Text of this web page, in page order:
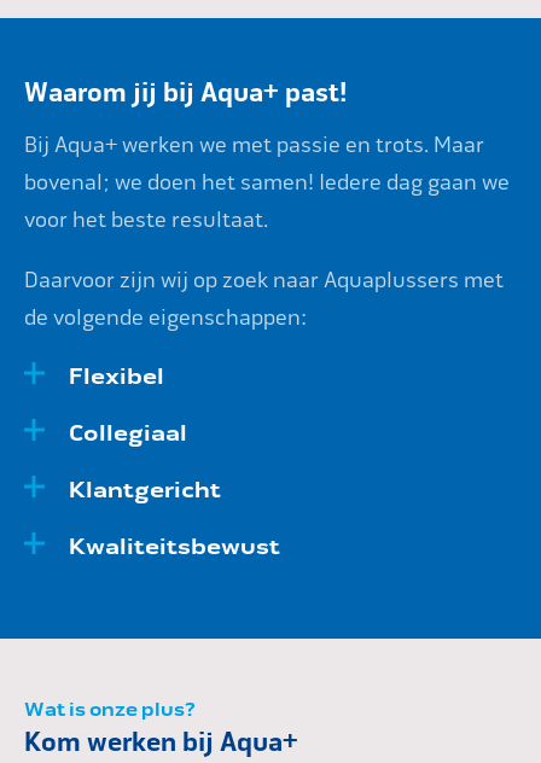
Waarom jij bij Aqua+ past!
Bij Aqua+ werken we met passie en trots. Maar
bovenal; we doen het samen! Iedere dag gaan we
voor het beste resultaat.
Daarvoor zijn wij op zoek naar Aquaplussers met
de volgende eigenschappen:
Flexibel
Collegiaal
Klantgericht
Kwaliteitsbewust
Wat is onze plus?
Kom werken bij Aqua+